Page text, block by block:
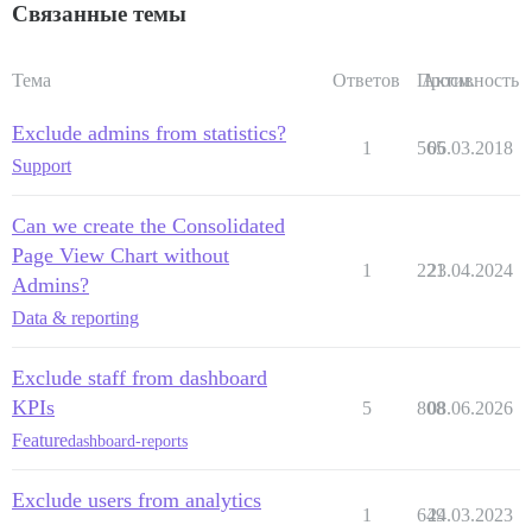
Связанные темы
Тема Ответов Просм.
Активность
Exclude admins from statistics?
Support
1 565
06.03.2018
Can we create the Consolidated
Page View Chart without
Admins?
Data & reporting
1 221
23.04.2024
Exclude staff from dashboard
KPIs
Featuredashboard-reports
5 808
08.06.2026
Exclude users from analytics
1 649
24.03.2023